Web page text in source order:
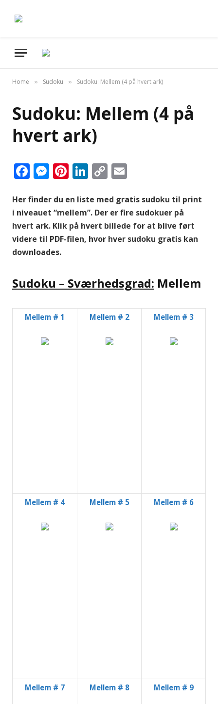
Home » Sudoku » Sudoku: Mellem (4 på hvert ark)
Sudoku: Mellem (4 på
hvert ark)
Facebook
Messenger
Pinterest
LinkedIn
Copy
Her finder du en liste med gratis sudoku til print
i niveauet “mellem”. Der er fire sudokuer på
hvert ark. Klik på hvert billede for at blive ført
videre til PDF-filen, hvor hver sudoku gratis kan
downloades.
Sudoku – Sværhedsgrad: Mellem
Mellem # 1 Mellem # 2 Mellem # 3
Mellem # 4 Mellem # 5 Mellem # 6
Mellem # 7 Mellem # 8 Mellem # 9